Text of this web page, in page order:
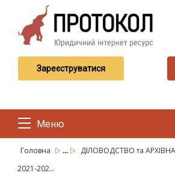
Зареєструватися
Меню
Головна ...
ДІЛОВОДСТВО та АРХІВНА
2021-202...